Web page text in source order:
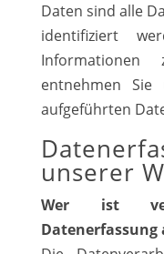
Daten sind alle
identifiziert
Informationen
entnehmen
aufgeführten
unserer
Wer ist
Datenerfassung